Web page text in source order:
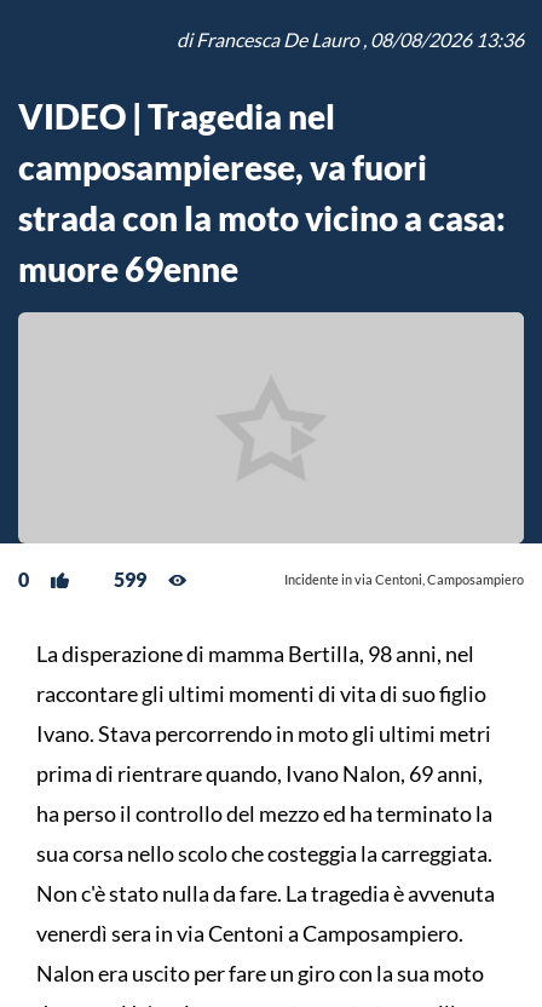
diFrancesca De Lauro, 08/08/2026 13:36
VIDEO | Tragedia nel
camposampierese, va fuori
strada con la moto vicino a casa:
muore 69enne
0 599 Incidente in via Centoni, Camposampiero
La disperazione di mamma Bertilla, 98 anni, nel
raccontare gli ultimi momenti di vita di suo figlio
Ivano. Stava percorrendo in moto gli ultimi metri
prima di rientrare quando, Ivano Nalon, 69 anni,
ha perso il controllo del mezzo ed ha terminato la
sua corsa nello scolo che costeggia la carreggiata.
Non c'è stato nulla da fare. La tragedia è avvenuta
venerdì sera in via Centoni a Camposampiero.
Nalon era uscito per fare un giro con la sua moto